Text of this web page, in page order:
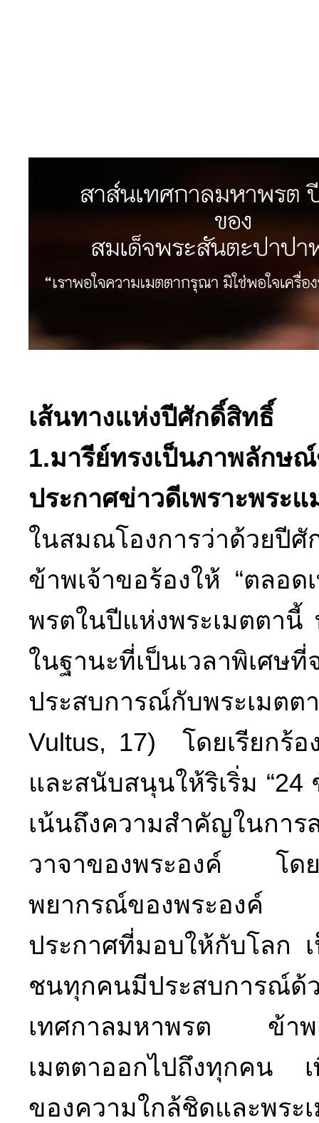
เส้นทางแห่งปีศักดิ์สิทธิ์
1.มารีย์ทรงเป็นภาพลักษ
ประกาศข่าวดีเพราะพระ
ในสมณโองการว่าด้วยปีศั
ข้าพเจ้าขอร้องให้ “ตลอด
พรตในปีแห่งพระเมตตานี้
ในฐานะที่เป็นเวลาพิเศษ
ประสบการณ์กับพระเมต
Vultus, 17) โดยเรียกร้อ
และสนับสนุนให้ริเริ่ม “24
เน้นถึงความสำคัญในการ
วาจาของพระองค์ โดยเ
พยากรณ์ของพระองค์ พ
ประกาศที่มอบให้กับโลก
ชนทุกคนมีประสบการณ์
เทศกาลมหาพรต ข้าพเ
เมตตาออกไปถึงทุกคน เ
ของความใกล้ชิดและพระ